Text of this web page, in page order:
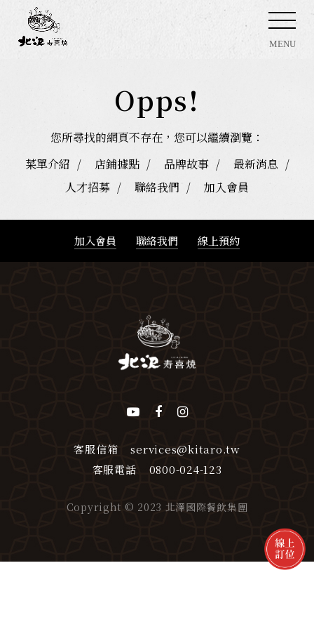
MENU
Opps!
您所尋找的網頁不存在，您可以繼續瀏覽：
菜單介紹
店鋪據點 品牌故事
最新消息
人才招募
聯絡我們 加入會員
加入會員 聯絡我們 線上預約
客服信箱
services@kitaro.tw
客服電話
0800-024-123
Copyright © 2023 北澤國際餐飲集團